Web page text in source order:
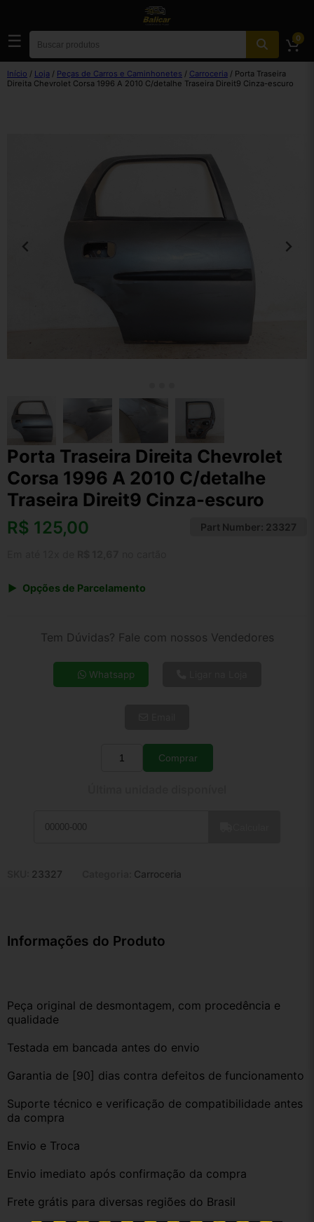
☰ 0
Início / Loja / Peças de Carros e Caminhonetes / Carroceria / Porta Traseira
Direita Chevrolet Corsa 1996 A 2010 C/detalhe Traseira Direit9 Cinza-escuro
Porta Traseira Direita Chevrolet
Corsa 1996 A 2010 C/detalhe
Traseira Direit9 Cinza-escuro
R$ 125,00 Part Number: 23327
Opções de Parcelamento
4x de R$ 34,64
5x de R$ 28,08
Tem Dúvidas? Fale com nossos Vendedores
Whatsapp
Quantidade
Comprar
23327 Carroceria
Informações do Produto
Peça original de desmontagem, com procedência e
qualidade
Testada em bancada antes do envio
Garantia de [90] dias contra defeitos de funcionamento
Suporte técnico e verificação de compatibilidade antes
da compra
Envio e Troca
Envio imediato após confirmação da compra
Frete grátis para diversas regiões do Brasil